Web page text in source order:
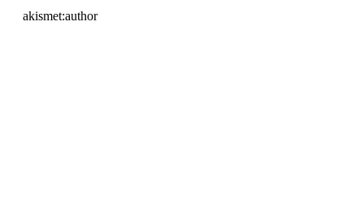
akismet:author